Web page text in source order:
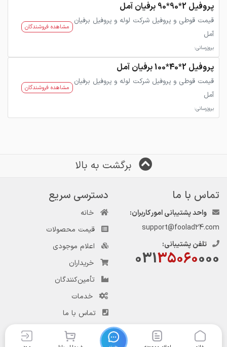
پروفیل 2*90*90 برفیان آمل
قیمت قوطی و پروفیل شرکت لوله و پروفیل برفیان
آمل
بروزرسانی:
مشاهده فروشندگان
پروفیل 2*40*100 برفیان آمل
قیمت قوطی و پروفیل شرکت لوله و پروفیل برفیان
آمل
بروزرسانی:
مشاهده فروشندگان
برگشت به بالا
تماس با ما
واحد پشتیبانی امور کاربران:
support@foolad24.com
تلفن پشتیبانی:
03135060000
دسترسی سریع
خانه
قیمت محصولات
اعلام موجودی
خریداران
تأمین‌کنندگان
خدمات
تماس با ما